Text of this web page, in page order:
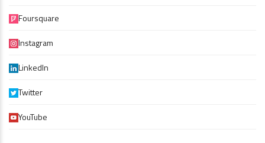
Foursquare
Instagram
LinkedIn
Twitter
YouTube